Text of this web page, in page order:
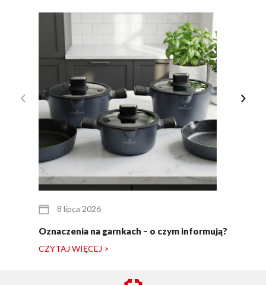
8 lipca 2026
Oznaczenia na garnkach – o czym informują?
CZYTAJ WIĘCEJ >